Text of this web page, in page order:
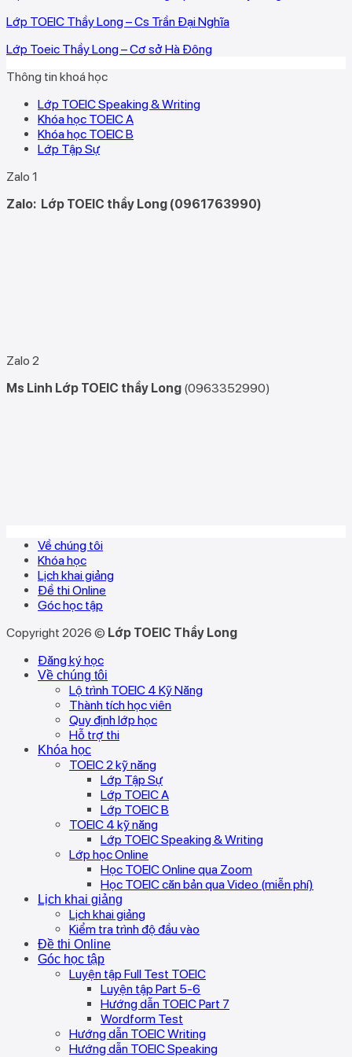
Lớp TOEIC Thầy Long – Cs Trần Đại Nghĩa
Lớp Toeic Thầy Long – Cơ sở Hà Đông
Thông tin khoá học
Lớp TOEIC Speaking & Writing
Khóa học TOEIC A
Khóa học TOEIC B
Lớp Tập Sự
Zalo 1
Zalo: Lớp TOEIC thầy Long (0961763990)
Zalo 2
Ms Linh Lớp TOEIC thầy Long (0963352990)
Về chúng tôi
Khóa học
Lịch khai giảng
Đề thi Online
Góc học tập
Copyright 2026 © Lớp TOEIC Thầy Long
Đăng ký học
Về chúng tôi
Lộ trình TOEIC 4 Kỹ Năng
Thành tích học viên
Quy định lớp học
Hỗ trợ thi
Khóa học
TOEIC 2 kỹ năng
Lớp Tập Sự
Lớp TOEIC A
Lớp TOEIC B
TOEIC 4 kỹ năng
Lớp TOEIC Speaking & Writing
Lớp học Online
Học TOEIC Online qua Zoom
Học TOEIC căn bản qua Video (miễn phí)
Lịch khai giảng
Lịch khai giảng
Kiểm tra trình độ đầu vào
Đề thi Online
Góc học tập
Luyện tập Full Test TOEIC
Luyện tập Part 5-6
Hướng dẫn TOEIC Part 7
Wordform Test
Hướng dẫn TOEIC Writing
Hướng dẫn TOEIC Speaking